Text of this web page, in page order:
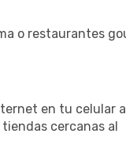
o restaurantes
en tu celular
cercanas al